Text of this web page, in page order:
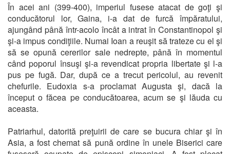
În acei ani (399-400), imperiul fusese atacat de goţi şi
conducătorul lor, Gaina, i-a dat de furcă împăratului,
ajungând până într-acolo încât a intrat în Constantinopol şi
şi-a impus condiţiile. Numai Ioan a reuşit să trateze cu el şi
să se opună cererilor sale nedrepte, până în momentul
când poporul însuşi şi-a revendicat propria libertate şi l-a
pus pe fugă. Dar, după ce a trecut pericolul, au revenit
chefurile. Eudoxia s-a proclamat Augusta şi, dacă la
început o făcea pe conducătoarea, acum se şi lăuda cu
aceasta.
Patriarhul, datorită preţuirii de care se bucura chiar şi în
Asia, a fost chemat să pună ordine în unele Biserici care